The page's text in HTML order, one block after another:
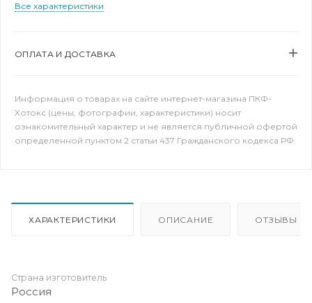
Все характеристики
ОПЛАТА И ДОСТАВКА
Информация о товарах на сайте интернет-магазина ПКФ-
Хотокс (цены, фотографии, характеристики) носит
ознакомительный характер и не является публичной офертой
определенной пунктом 2 статьи 437 Гражданского кодекса РФ.
ХАРАКТЕРИСТИКИ ОПИСАНИЕ ОТЗЫВЫ
Страна изготовитель
Россия